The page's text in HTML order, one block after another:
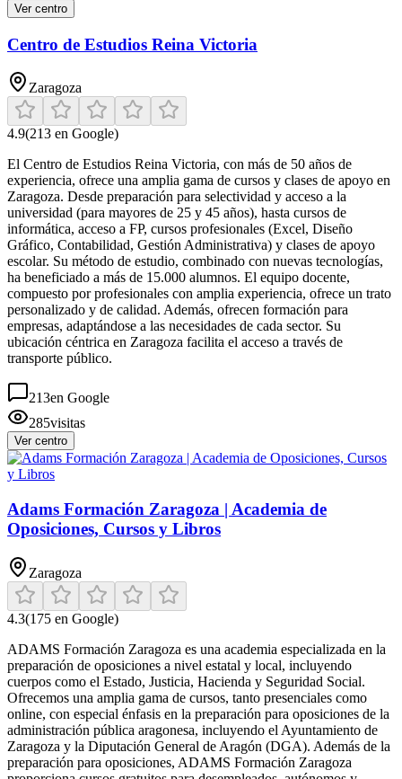
Ver centro
Centro de Estudios Reina Victoria
Zaragoza
4.9(213 en Google)
El Centro de Estudios Reina Victoria, con más de 50 años de
experiencia, ofrece una amplia gama de cursos y clases de apoyo en
Zaragoza. Desde preparación para selectividad y acceso a la
universidad (para mayores de 25 y 45 años), hasta cursos de
informática, acceso a FP, cursos profesionales (Excel, Diseño
Gráfico, Contabilidad, Gestión Administrativa) y clases de apoyo
escolar. Su método de estudio, combinado con nuevas tecnologías,
ha beneficiado a más de 15.000 alumnos. El equipo docente,
compuesto por profesionales con amplia experiencia, ofrece un trato
personalizado y de calidad. Además, ofrecen formación para
empresas, adaptándose a las necesidades de cada sector. Su
ubicación céntrica en Zaragoza facilita el acceso a través de
transporte público.
213en Google
285visitas
Ver centro
Adams Formación Zaragoza | Academia de
Oposiciones, Cursos y Libros
Zaragoza
4.3(175 en Google)
ADAMS Formación Zaragoza es una academia especializada en la
preparación de oposiciones a nivel estatal y local, incluyendo
cuerpos como el Estado, Justicia, Hacienda y Seguridad Social.
Ofrecemos una amplia gama de cursos, tanto presenciales como
online, con especial énfasis en la preparación para oposiciones de la
administración pública aragonesa, incluyendo el Ayuntamiento de
Zaragoza y la Diputación General de Aragón (DGA). Además de la
preparación para oposiciones, ADAMS Formación Zaragoza